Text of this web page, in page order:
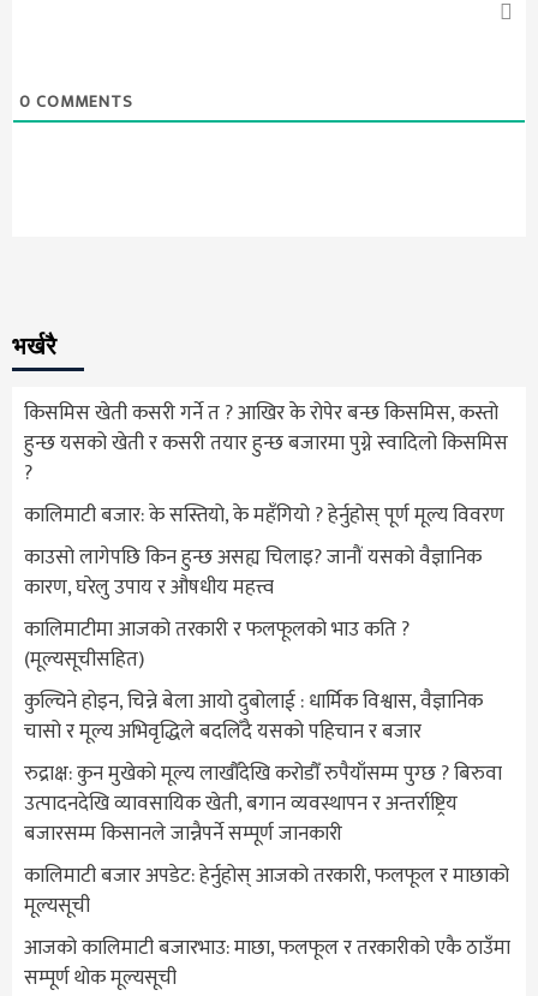
0 COMMENTS
भर्खरै
किसमिस खेती कसरी गर्ने त ? आखिर के रोपेर बन्छ किसमिस, कस्तो
हुन्छ यसको खेती र कसरी तयार हुन्छ बजारमा पुग्ने स्वादिलो किसमिस
?
कालिमाटी बजार: के सस्तियो, के महँगियो ? हेर्नुहोस् पूर्ण मूल्य विवरण
काउसो लागेपछि किन हुन्छ असह्य चिलाइ? जानौं यसको वैज्ञानिक
कारण, घरेलु उपाय र औषधीय महत्त्व
कालिमाटीमा आजको तरकारी र फलफूलको भाउ कति ?
(मूल्यसूचीसहित)
कुल्चिने होइन, चिन्ने बेला आयो दुबोलाई : धार्मिक विश्वास, वैज्ञानिक
चासो र मूल्य अभिवृद्धिले बदलिँदै यसको पहिचान र बजार
रुद्राक्ष: कुन मुखेको मूल्य लाखौँदेखि करोडौँ रुपैयाँसम्म पुग्छ ? बिरुवा
उत्पादनदेखि व्यावसायिक खेती, बगान व्यवस्थापन र अन्तर्राष्ट्रिय
बजारसम्म किसानले जान्नैपर्ने सम्पूर्ण जानकारी
कालिमाटी बजार अपडेट: हेर्नुहोस् आजको तरकारी, फलफूल र माछाको
मूल्यसूची
आजको कालिमाटी बजारभाउ: माछा, फलफूल र तरकारीको एकै ठाउँमा
सम्पूर्ण थोक मूल्यसूची